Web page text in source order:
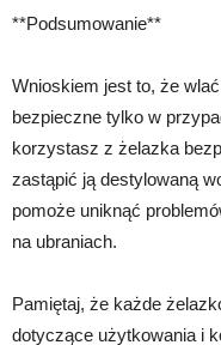
**Podsumowanie**
Wnioskiem jest to, że
bezpieczne tylko w
korzystasz z żelazka
zastąpić ją destylowaną
pomoże uniknąć
na ubraniach.
Pamiętaj, że każde
dotyczące użytkowania i